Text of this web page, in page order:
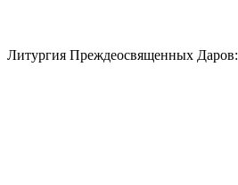
Литургия Преждеосвященных Даров: